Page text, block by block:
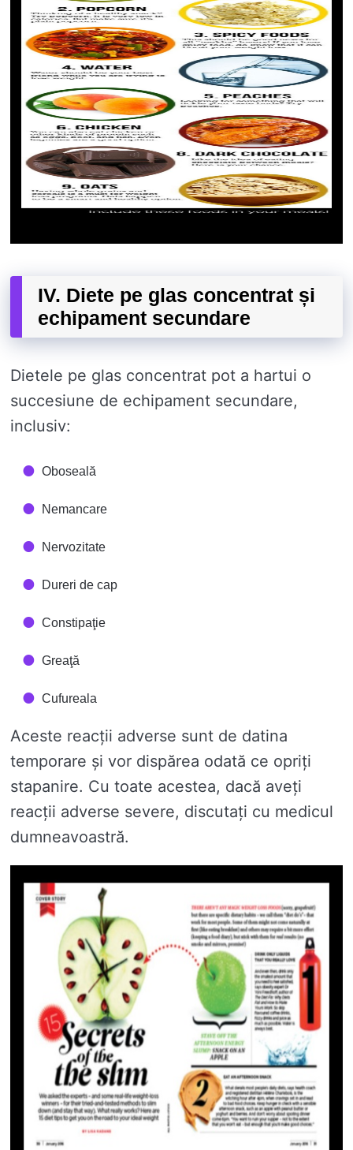
IV. Diete pe glas concentrat și
echipament secundare
Dietele pe glas concentrat pot a hartui o
succesiune de echipament secundare,
inclusiv:
Oboseală
Nemancare
Nervozitate
Dureri de cap
Constipaţie
Greaţă
Cufureala
Aceste reacții adverse sunt de datina
temporare și vor dispărea odată ce opriți
stapanire. Cu toate acestea, dacă aveți
reacții adverse severe, discutați cu medicul
dumneavoastră.